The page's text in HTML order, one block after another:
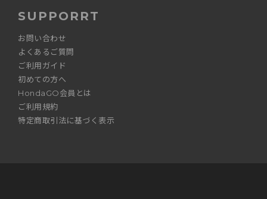
SUPPORRT
お問い合わせ
よくあるご質問
ご利用ガイド
初めての方へ
HondaGO会員とは
ご利用規約
特定商取引法に基づく表示